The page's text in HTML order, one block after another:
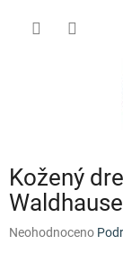
Kožený
Průměrné
Neohodnoceno